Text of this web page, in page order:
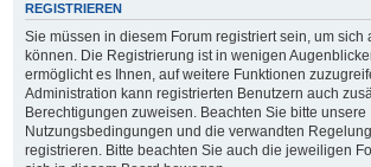
REGISTRIEREN
Sie müssen in diesem Forum registriert sein, um sich
können. Die Registrierung ist in wenigen
ermöglicht es Ihnen, auf weitere Funktionen
Administration kann registrierten Benutzern auch
Berechtigungen zuweisen. Beachten Sie bitte unsere
Nutzungsbedingungen und die verwandten
registrieren. Bitte beachten Sie auch die jeweiligen